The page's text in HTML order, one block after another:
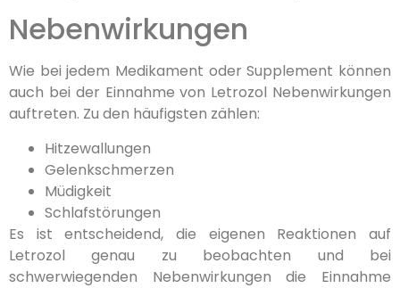
Nebenwirkungen
Wie bei jedem Medikament oder Supplement können
auch bei der Einnahme von Letrozol Nebenwirkungen
auftreten. Zu den häufigsten zählen:
Hitzewallungen
Gelenkschmerzen
Müdigkeit
Schlafstörungen
Es ist entscheidend, die eigenen Reaktionen auf
Letrozol genau zu beobachten und bei
schwerwiegenden Nebenwirkungen die Einnahme